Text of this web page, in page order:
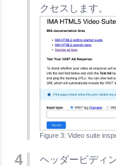
クセスします。
Video suite
ヘッダービディ